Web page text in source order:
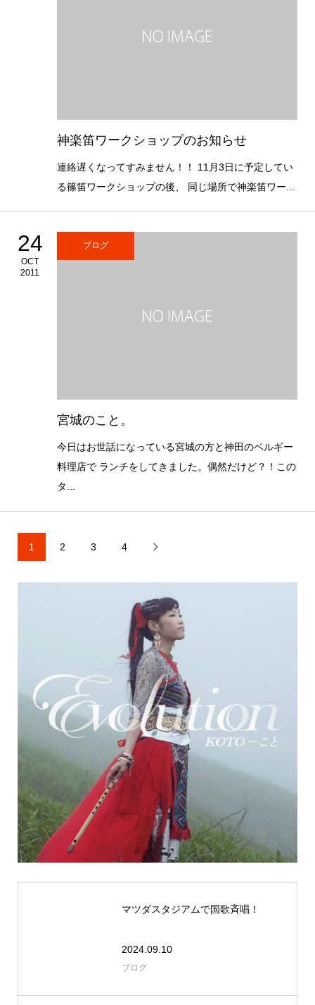
神楽笛ワークショップのお知らせ
連絡遅くなってすみません！！ 11月3日に予定してい
る篠笛ワークショップの後、 同じ場所で神楽笛ワー...
24
OCT
2011
ブログ
宮城のこと。
今日はお世話になっている宮城の方と神田のベルギー
料理店で ランチをしてきました。偶然だけど？！この
タ...
1 2 3 4 
マツダスタジアムで国歌斉唱！
2024.09.10
ブログ